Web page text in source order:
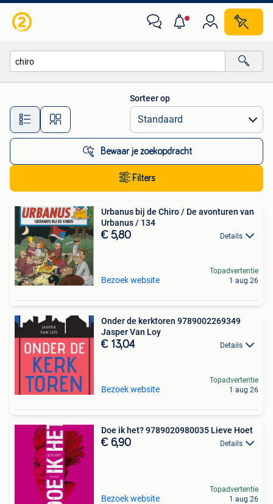
Alle afstanden…
Sorteer op
Bewaar je zoekopdracht
Filters
Urbanus bij de Chiro / De avonturen van
Urbanus / 134
€ 5,80 Details
Bezoek website
Topadvertentie
1 aug 26
Onder de kerktoren 9789002269349
Jasper Van Loy
€ 13,04 Details
Bezoek website
Topadvertentie
1 aug 26
Doe ik het? 9789020980035 Lieve Hoet
€ 6,90 Details
Bezoek website
Topadvertentie
1 aug 26